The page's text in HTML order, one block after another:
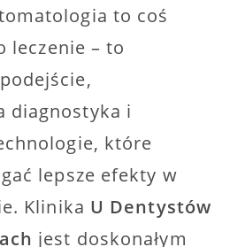
to coś
leczenie – to
diagnostyka i
które
lepsze efekty w
Klinika U Dentystów
jest doskonałym